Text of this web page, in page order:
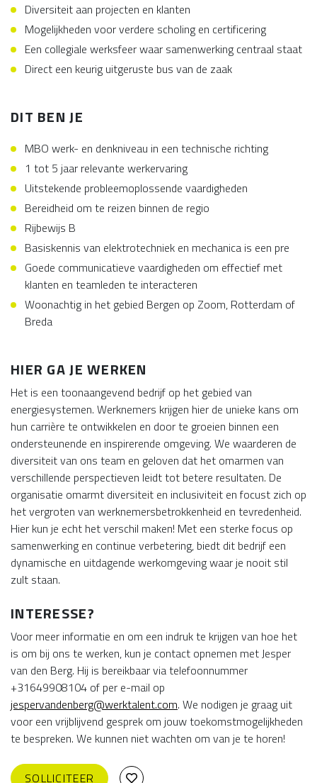
Diversiteit aan projecten en klanten
Mogelijkheden voor verdere scholing en certificering
Een collegiale werksfeer waar samenwerking centraal staat
Direct een keurig uitgeruste bus van de zaak
DIT BEN JE
MBO werk- en denkniveau in een technische richting
1 tot 5 jaar relevante werkervaring
Uitstekende probleemoplossende vaardigheden
Bereidheid om te reizen binnen de regio
Rijbewijs B
Basiskennis van elektrotechniek en mechanica is een pre
Goede communicatieve vaardigheden om effectief met
klanten en teamleden te interacteren
Woonachtig in het gebied Bergen op Zoom, Rotterdam of
Breda
HIER GA JE WERKEN
Het is een toonaangevend bedrijf op het gebied van
energiesystemen. Werknemers krijgen hier de unieke kans om
hun carrière te ontwikkelen en door te groeien binnen een
ondersteunende en inspirerende omgeving. We waarderen de
diversiteit van ons team en geloven dat het omarmen van
verschillende perspectieven leidt tot betere resultaten. De
organisatie omarmt diversiteit en inclusiviteit en focust zich op
het vergroten van werknemersbetrokkenheid en tevredenheid.
Hier kun je echt het verschil maken! Met een sterke focus op
samenwerking en continue verbetering, biedt dit bedrijf een
dynamische en uitdagende werkomgeving waar je nooit stil
zult staan.
INTERESSE?
Voor meer informatie en om een indruk te krijgen van hoe het
is om bij ons te werken, kun je contact opnemen met Jesper
van den Berg. Hij is bereikbaar via telefoonnummer
+31649908104 of per e-mail op
jespervandenberg@werktalent.com. We nodigen je graag uit
voor een vrijblijvend gesprek om jouw toekomstmogelijkheden
te bespreken. We kunnen niet wachten om van je te horen!
SOLLICITEER